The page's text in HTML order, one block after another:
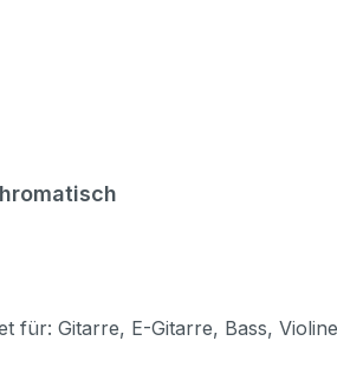
für: Gitarre, E-Gitarre, Bass,